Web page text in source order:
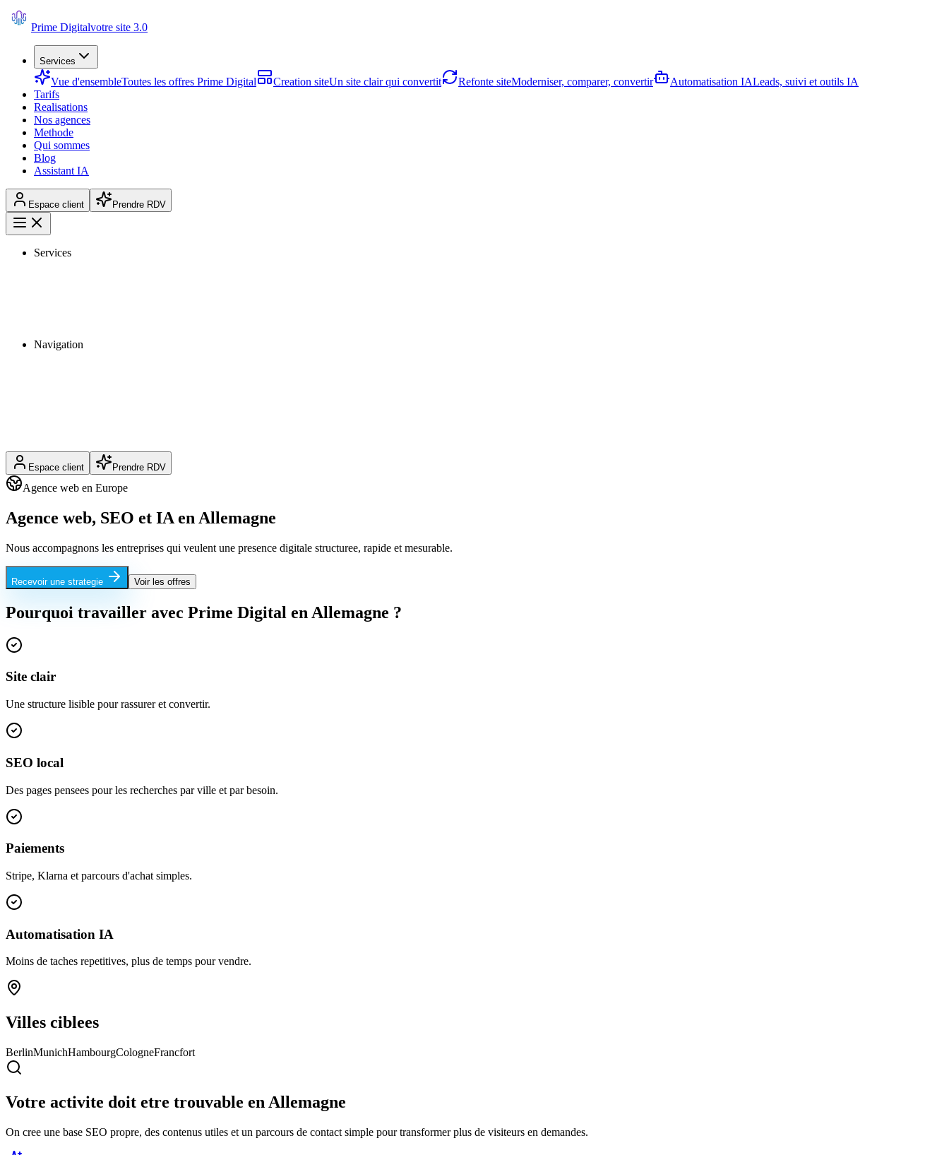
Prime Digitalvotre site 3.0
Services
Vue d'ensembleToutes les offres Prime Digital Creation siteUn site clair qui convertit Refonte siteModerniser, comparer, convertir Automatisation IALeads, suivi et outils IA
Tarifs
Realisations
Nos agences
Methode
Qui sommes
Blog
Assistant IA
Espace client Prendre RDV
Services
Navigation
Espace client Prendre RDV
Agence web en Europe
Agence web, SEO et IA en Allemagne
Nous accompagnons les entreprises qui veulent une presence digitale structuree, rapide et mesurable.
Recevoir une strategie Voir les offres
Pourquoi travailler avec Prime Digital en Allemagne ?
Site clair
Une structure lisible pour rassurer et convertir.
SEO local
Des pages pensees pour les recherches par ville et par besoin.
Paiements
Stripe, Klarna et parcours d'achat simples.
Automatisation IA
Moins de taches repetitives, plus de temps pour vendre.
Villes ciblees
BerlinMunichHambourgCologneFrancfort
Votre activite doit etre trouvable en Allemagne
On cree une base SEO propre, des contenus utiles et un parcours de contact simple pour transformer plus de visiteurs en demandes.